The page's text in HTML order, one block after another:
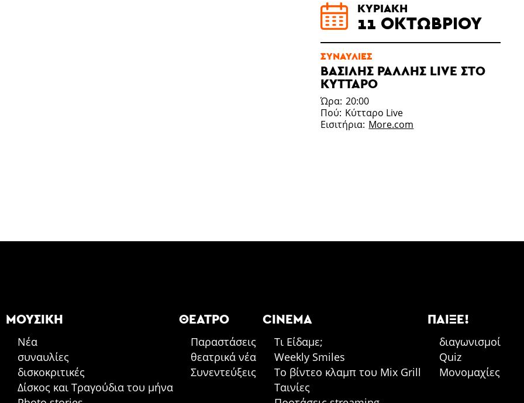
ΚΥΡΙΑΚΉ
11 ΟΚΤΩΒΡΊΟΥ
ΣΥΝΑΥΛΊΕΣ
ΒΑΣΙΛΗΣ ΡΑΛΛΗΣ LIVE ΣΤΟ
ΚΥΤΤΑΡΟ
Ώρα 20:00
Πού Κύτταρο Live
Εισιτήρια More.com
ΜΟΥΣΙΚΉ
Νέα
συναυλίες
δισκοκριτικές
Δίσκος και Τραγούδια του μήνα
ΘΈΑΤΡΟ
Παραστάσεις
θεατρικά νέα
Συνεντεύξεις
CINEMA
Τι Είδαμε;
Weekly Smiles
Το βίντεο κλαμπ του Mix Grill
Ταινίες
ΠΑΊΞΕ!
διαγωνισμοί
Quiz
Μονομαχίες